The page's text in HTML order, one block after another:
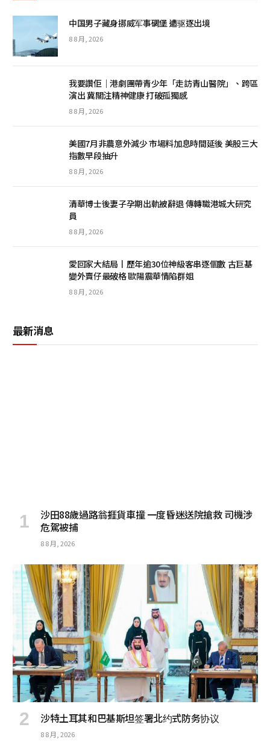
中国男子藏身挪威军事碉堡 遭驱逐出境
8 8 月, 2026
我要讚佢｜港劇團帶青少年「走訪青山醫院」、跨區
演出 冀關注精神健康 打破孤獨感
8 8 月, 2026
美國7月非農意外減少 市場料加息時間延後 美股三大
指數早段抽升
8 8 月, 2026
清華博士後妻子孕期出軌被辭退 傳轉職港城大研究
員
8 8 月, 2026
愛回家大結局丨歷年逾30位神級客串逐個數 古巨基
變外賣仔最破格 歐陽震華情陷群姐
8 8 月, 2026
最新消息
沙田88歲過路翁捱貨車撞 一度昏迷送院搶救 司機涉
危駕被捕
8 8 月, 2026
沙特土耳其和巴基斯坦签署北约式防务协议
8 8 月, 2026